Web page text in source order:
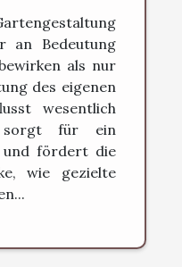
an Bedeutung
als nur
des eigenen
wesentlich
sorgt für ein
und fördert die
wie gezielte